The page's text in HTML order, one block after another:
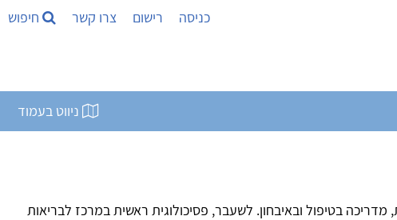
כניסה רישום צרו קשר חיפוש
ניווט בעמוד
מדריכה בטיפול ובאיבחון. לשעבר, פסיכולוגית ראשית במרכז לבריאות